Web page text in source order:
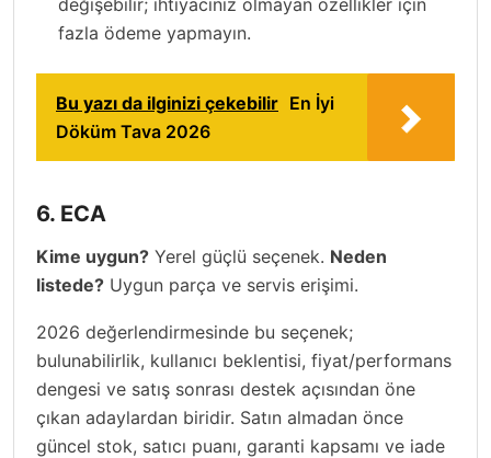
fazla ödeme yapmayın.
Bu yazı da ilginizi çekebilir En İyi
Döküm Tava 2026
6. ECA
Kime uygun? Yerel güçlü seçenek. Neden
listede? Uygun parça ve servis erişimi.
2026 değerlendirmesinde bu seçenek;
bulunabilirlik, kullanıcı beklentisi, fiyat/performans
dengesi ve satış sonrası destek açısından öne
çıkan adaylardan biridir. Satın almadan önce
güncel stok, satıcı puanı, garanti kapsamı ve iade